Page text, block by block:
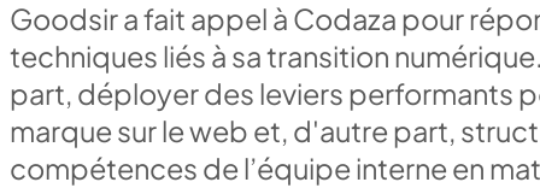
Goodsir a fait appel à Codaza pour
techniques liés à sa transition
part, déployer des leviers performants
marque sur le web et, d'autre part,
compétences de l’équipe interne en